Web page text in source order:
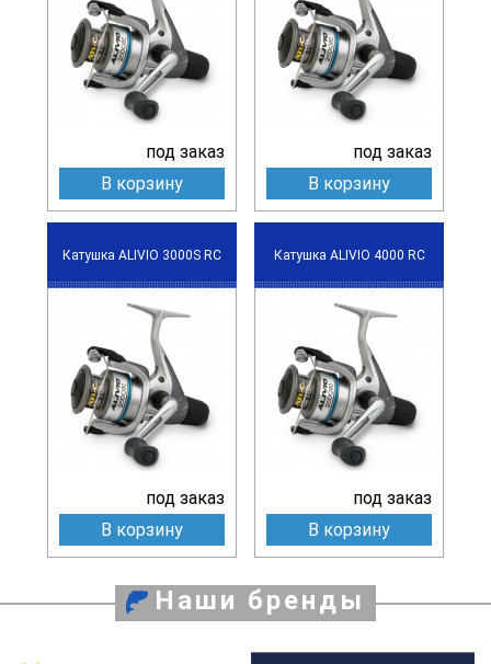
под заказ
В корзину
под заказ
В корзину
Катушка ALIVIO 3000S RC
под заказ
В корзину
Катушка ALIVIO 4000 RC
под заказ
В корзину
Наши бренды